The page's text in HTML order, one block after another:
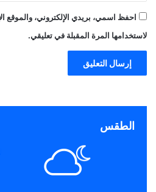
احفظ اسمي، بريدي الإلكتروني، والموقع
لاستخدامها المرة المقبلة في تعليقي.
الطقس